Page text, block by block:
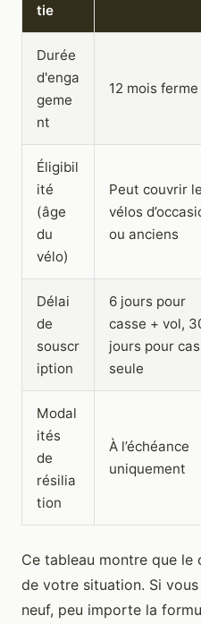
tie
Durée
d'enga
geme
nt
12 mois ferme
Éligibil
ité
(âge
du
vélo)
Peut couvrir
vélos
ou anciens
Délai
de
souscr
iption
6 jours pour
casse + vol,
jours pour
seule
Modal
ités
de
résilia
tion
À l’échéance
uniquement
Ce tableau montre que
de votre situation. Si vous
neuf, peu importe la